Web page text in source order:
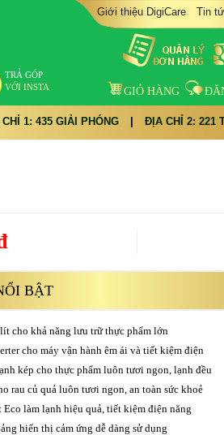
TRẢ GÓP
VỚI INSTA
Giới thiệu DigiCare Tin
GIỎ HÀNG
1: 435 GIẢI PHÓNG ĐỊA CHỈ 2: 221
BẬT
cho khả năng lưu trữ thực phẩm lớn
cho máy vận hành êm ái và tiết kiệm điện
kép cho thực phẩm luôn tươi ngon, lạnh đều
rau củ quả luôn tươi ngon, an toàn sức khoẻ
Eco làm lạnh hiệu quả, tiết kiệm điện năng
hiển thị cảm ứng dễ dàng sử dụng